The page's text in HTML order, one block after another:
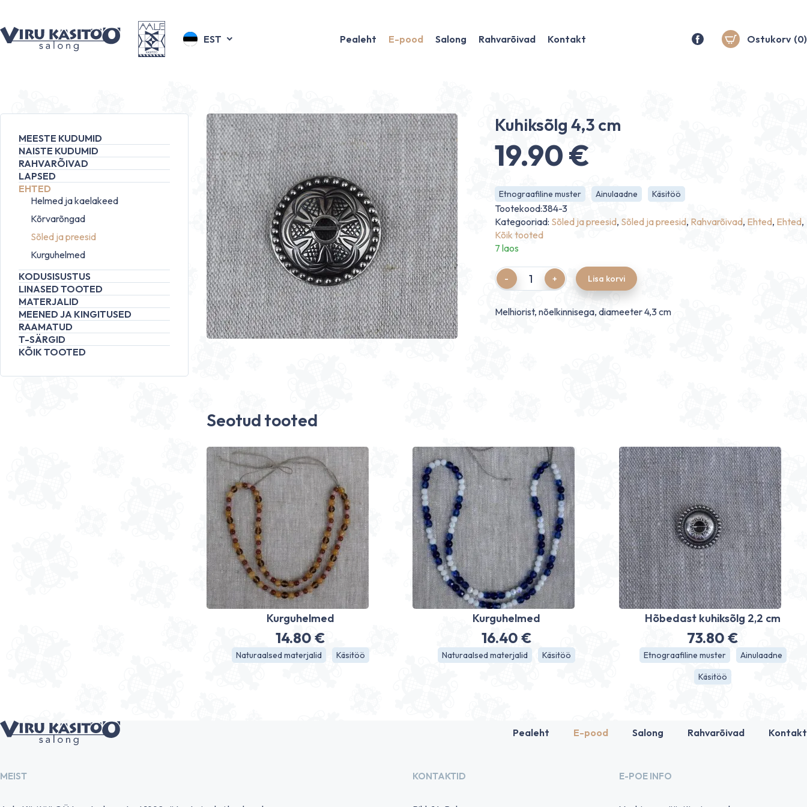
EST Pealeht E-pood Salong Rahvarõivad Kontakt Ostukorv (0)
MEESTE KUDUMID
NAISTE KUDUMID
RAHVARÕIVAD
LAPSED
EHTED
Helmed ja kaelakeed
Kõrvarõngad
Sõled ja preesid
Kurguhelmed
KODUSISUSTUS
LINASED TOOTED
MATERJALID
MEENED JA KINGITUSED
RAAMATUD
T-SÄRGID
KÕIK TOOTED
Kuhiksõlg 4,3 cm
19.90€
Etnograafiline muster Ainulaadne Käsitöö
Tootekood:384-3
Kategooriad: Sõled ja preesid, Sõled ja preesid, Rahvarõivad, Ehted, Ehted,
Kõik tooted
7 laos
Quantity Lisa korvi
Melhiorist, nõelkinnisega, diameeter 4,3 cm
Seotud tooted
Kurguhelmed
14.80 €
Naturaalsed materjalid Käsitöö
Kurguhelmed
16.40 €
Naturaalsed materjalid Käsitöö
Hõbedast kuhiksõlg 2,2 cm
73.80€
Etnograafiline muster
Ainulaadne
Käsitöö
Pealeht E-pood Salong Rahvarõivad Kontakt
MEIST KONTAKTID E-POE INFO